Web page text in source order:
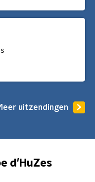
uitzendingen
d'HuZes